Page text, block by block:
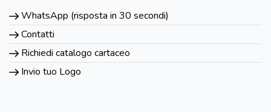
WhatsApp (risposta in 30 secondi)
Contatti
Richiedi catalogo cartaceo
Invio tuo Logo